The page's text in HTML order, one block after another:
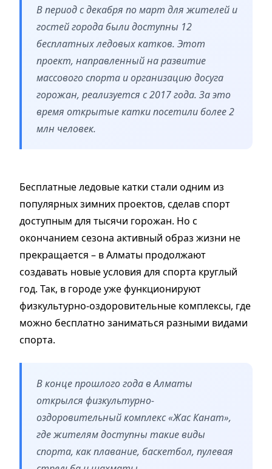
В период с декабря по март для жителей и
гостей города были доступны 12
бесплатных ледовых катков. Этот
проект, направленный на развитие
массового спорта и организацию досуга
горожан, реализуется с 2017 года. За это
время открытые катки посетили более 2
млн человек.
Бесплатные ледовые катки стали одним из
популярных зимних проектов, сделав спорт
доступным для тысячи горожан. Но с
окончанием сезона активный образ жизни не
прекращается – в Алматы продолжают
создавать новые условия для спорта круглый
год. Так, в городе уже функционируют
физкультурно-оздоровительные комплексы, где
можно бесплатно заниматься разными видами
спорта.
В конце прошлого года в Алматы
открылся физкультурно-
оздоровительный комплекс «Жас Канат»,
где жителям доступны такие виды
спорта, как плавание, баскетбол, пулевая